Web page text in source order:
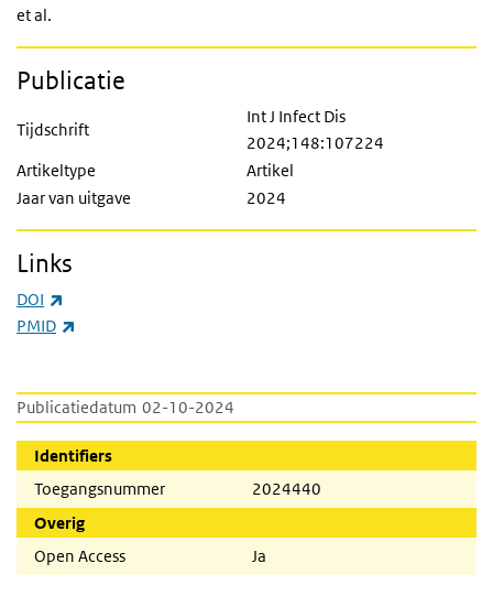
Publicatiedatum 02-10-2024
Identifiers
Toegangsnummer
2024440
Overig
Open Access
Ja
et al.
Publicatie
Tijdschrift
Int J Infect Dis
2024;148:107224
Artikeltype
Artikel
Jaar van uitgave
2024
Links
DOI
PMID